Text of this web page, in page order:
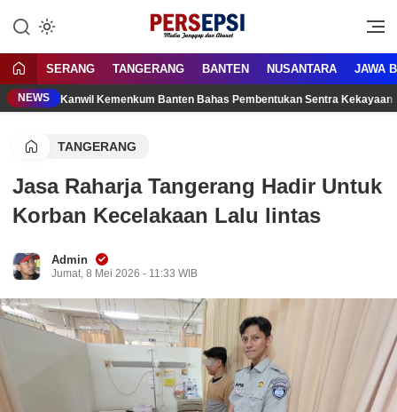
konten
Persepsi.co.id
Media Tanggap Dan Akurat
SERANG TANGERANG BANTEN NUSANTARA JAWA
NEWS Kanwil Kemenkum Banten Bahas Pembentukan Sentra
TANGERANG
Jasa Raharja Tangerang Hadir Untuk
Korban Kecelakaan Lalu lintas
Admin
Jumat, 8 Mei 2026 - 11:33 WIB